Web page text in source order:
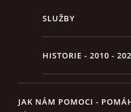
SLUŽBY
HISTORIE - 2010 -
JAK NÁM POMOCI -